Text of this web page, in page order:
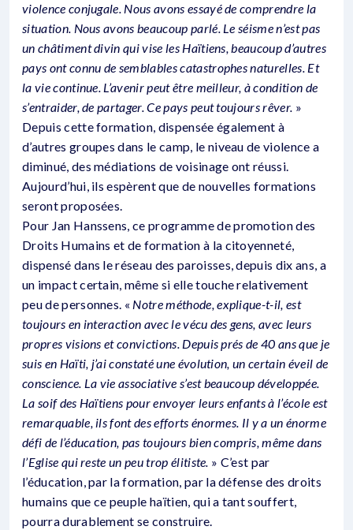
violence conjugale. Nous avons essayé de comprendre la
situation. Nous avons beaucoup parlé. Le séisme n’est pas
un châtiment divin qui vise les Haïtiens, beaucoup d’autres
pays ont connu de semblables catastrophes naturelles. Et
la vie continue. L’avenir peut être meilleur, à condition de
s’entraider, de partager. Ce pays peut toujours rêver. »
Depuis cette formation, dispensée également à
d’autres groupes dans le camp, le niveau de violence a
diminué, des médiations de voisinage ont réussi.
Aujourd’hui, ils espèrent que de nouvelles formations
seront proposées.
Pour Jan Hanssens, ce programme de promotion des
Droits Humains et de formation à la citoyenneté,
dispensé dans le réseau des paroisses, depuis dix ans, a
un impact certain, même si elle touche relativement
peu de personnes. « Notre méthode, explique-t-il, est
toujours en interaction avec le vécu des gens, avec leurs
propres visions et convictions. Depuis prés de 40 ans que je
suis en Haïti, j’ai constaté une évolution, un certain éveil de
conscience. La vie associative s’est beaucoup développée.
La soif des Haïtiens pour envoyer leurs enfants à l’école est
remarquable, ils font des efforts énormes. Il y a un énorme
défi de l’éducation, pas toujours bien compris, même dans
l’Eglise qui reste un peu trop élitiste. » C’est par
l’éducation, par la formation, par la défense des droits
humains que ce peuple haïtien, qui a tant souffert,
pourra durablement se construire.